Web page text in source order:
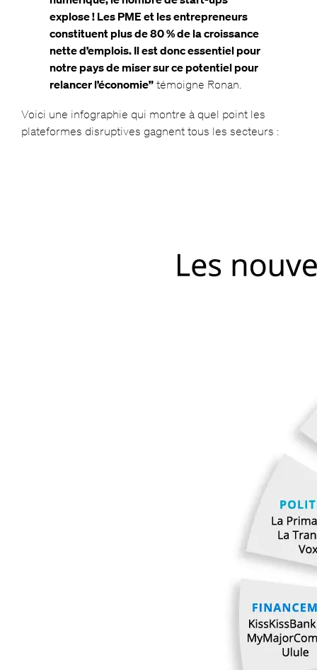
explose ! Les PME et les entrepreneurs
constituent plus de 80 % de la croissance
nette d’emplois. Il est donc essentiel pour
notre pays de miser sur ce potentiel pour
relancer l’économie”témoigne Ronan.
Voici une infographie qui montre à quel point les
plateformes disruptives gagnent tous les secteurs :